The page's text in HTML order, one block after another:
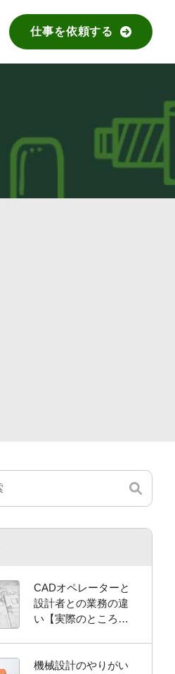
仕事を依頼する
CADオペレーターと
設計者との業務の違
い【実際のところ曖
機械設計のやりがい